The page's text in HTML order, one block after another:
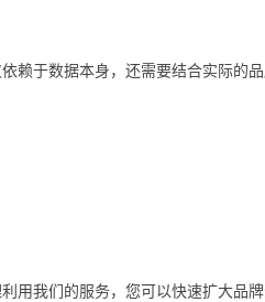
赖于数据本身，还需要结合实际的
用我们的服务，您可以快速扩大品